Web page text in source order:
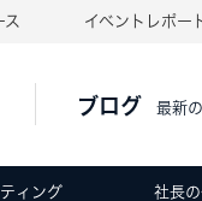
ス イベントレポー
ブログ 最新
ィング 社長